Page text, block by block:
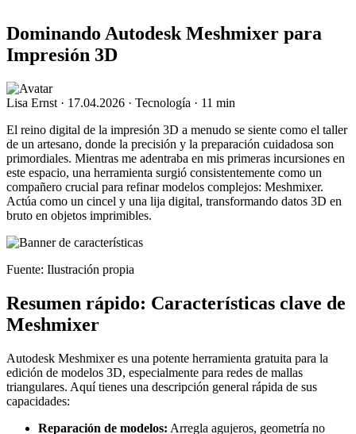
Dominando Autodesk Meshmixer para
Impresión 3D
Lisa Ernst · 17.04.2026 · Tecnología · 11 min
El reino digital de la impresión 3D a menudo se siente como el taller
de un artesano, donde la precisión y la preparación cuidadosa son
primordiales. Mientras me adentraba en mis primeras incursiones en
este espacio, una herramienta surgió consistentemente como un
compañero crucial para refinar modelos complejos: Meshmixer.
Actúa como un cincel y una lija digital, transformando datos 3D en
bruto en objetos imprimibles.
Fuente: Ilustración propia
Resumen rápido: Características clave de
Meshmixer
Autodesk Meshmixer es una potente herramienta gratuita para la
edición de modelos 3D, especialmente para redes de mallas
triangulares. Aquí tienes una descripción general rápida de sus
capacidades:
Reparación de modelos: Arregla agujeros, geometría no